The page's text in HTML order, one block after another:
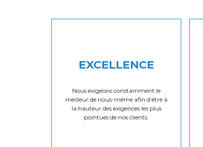
EXCELLENCE
Nous exigeons constamment le
meilleur de nous-même afin d’être à
la hauteur des exigences les plus
pointues de nos clients.